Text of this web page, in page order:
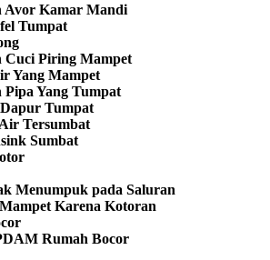
Avor Kamar Mandi
Tumpat
Cuci Piring Mampet
Yang Mampet
Pipa Yang Tumpat
Tumpat
Tersumbat
Sumbat
Menumpuk pada Saluran
Karena Kotoran
Rumah Bocor